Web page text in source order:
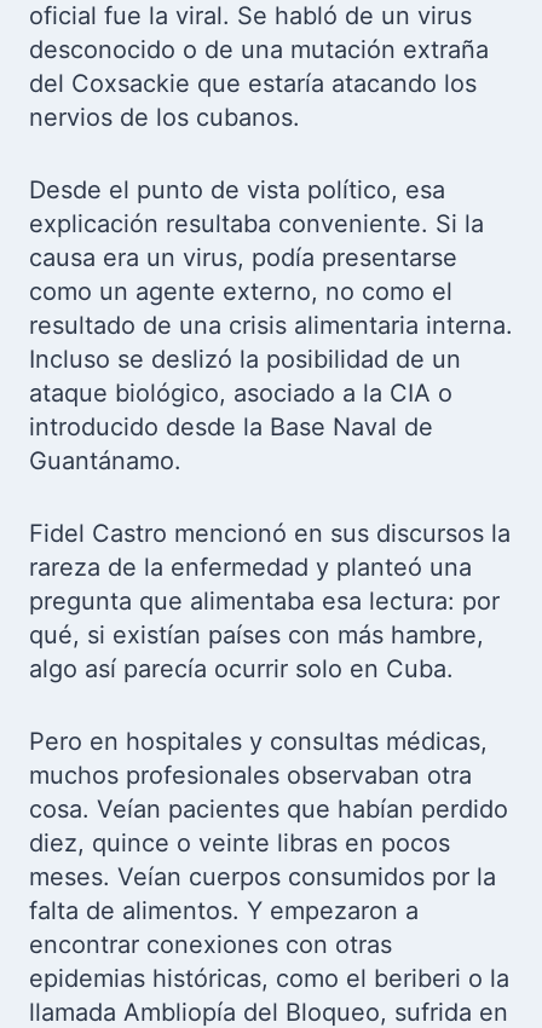
oficial fue la viral. Se habló de un virus
desconocido o de una mutación extraña
del Coxsackie que estaría atacando los
nervios de los cubanos.
Desde el punto de vista político, esa
explicación resultaba conveniente. Si la
causa era un virus, podía presentarse
como un agente externo, no como el
resultado de una crisis alimentaria interna.
Incluso se deslizó la posibilidad de un
ataque biológico, asociado a la CIA o
introducido desde la Base Naval de
Guantánamo.
Fidel Castro mencionó en sus discursos la
rareza de la enfermedad y planteó una
pregunta que alimentaba esa lectura: por
qué, si existían países con más hambre,
algo así parecía ocurrir solo en Cuba.
Pero en hospitales y consultas médicas,
muchos profesionales observaban otra
cosa. Veían pacientes que habían perdido
diez, quince o veinte libras en pocos
meses. Veían cuerpos consumidos por la
falta de alimentos. Y empezaron a
encontrar conexiones con otras
epidemias históricas, como el beriberi o la
llamada Ambliopía del Bloqueo, sufrida en